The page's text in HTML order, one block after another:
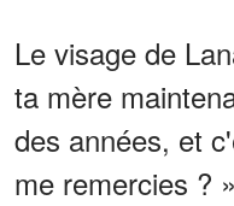
Le visage de
ta mère
des années, et
me remercies ? »